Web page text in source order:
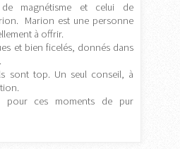
magnétisme et celui de
Marion est une personne
à offrir.
et bien ficelés, donnés dans
sont top. Un seul conseil, à
pour ces moments de pur